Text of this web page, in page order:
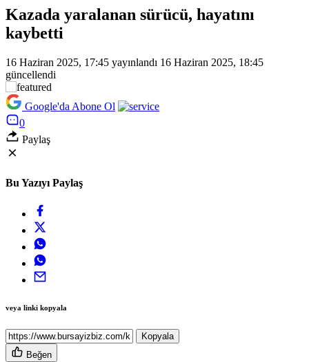
Kazada yaralanan sürücü, hayatını
kaybetti
16 Haziran 2025, 17:45 yayınlandı 16 Haziran 2025, 18:45
güncellendi
Google'da Abone Ol
0
Paylaş
Bu Yazıyı Paylaş
veya linki kopyala
Kopyala
Beğen